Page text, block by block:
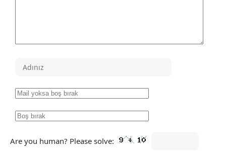
Are you human? Please solve: